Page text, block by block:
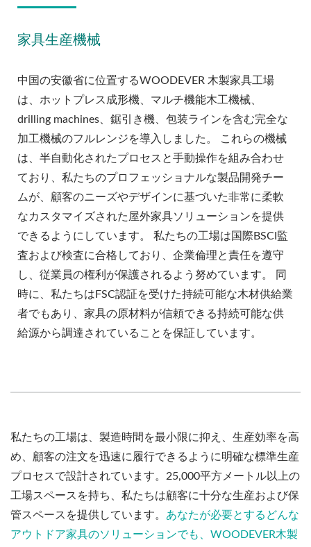
家具生産機械
中国の安徽省に位置するWOODEVER 木製家具工場
は、ホットプレス成形機、マルチ機能木工機械、
drilling machines、鋸引き機、包装ラインを含む完全な
加工機械のフルレンジを導入しました。 これらの機械
は、半自動化されたプロセスと手動操作を組み合わせ
ており、私たちのプロフェッショナルな製品開発チー
ムが、顧客のニーズやデザインに基づいた非常に柔軟
なカスタマイズされた屋外家具ソリューションを提供
できるようにしています。 私たちの工場は国際BSCI監
査および検査に合格しており、企業倫理と責任を遵守
し、従業員の権利が保護されるよう努めています。 同
時に、私たちはFSC認証を受けた持続可能な木材供給業
者でもあり、家具の原材料が信頼できる持続可能な供
給源から調達されていることを保証しています。
私たちの工場は、製造時間を最小限に抑え、生産効率を高
め、顧客の注文を迅速に履行できるように明確な標準生産
プロセスで設計されています。25,000平方メートル以上の
工場スペースを持ち、私たちは顧客に十分な生産および保
管スペースを提供しています。 あなたが必要とするどんな
アウトドア家具のソリューションでも、WOODEVER木製